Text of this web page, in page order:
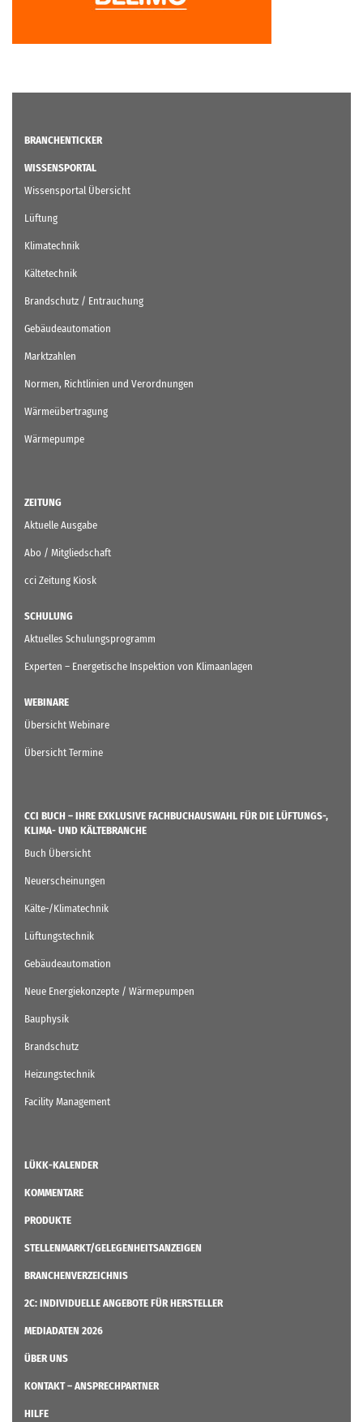
BRANCHENTICKER
WISSENSPORTAL
Wissensportal Übersicht
Lüftung
Klimatechnik
Kältetechnik
Brandschutz / Entrauchung
Gebäudeautomation
Marktzahlen
Normen, Richtlinien und Verordnungen
Wärmeübertragung
Wärmepumpe
ZEITUNG
Aktuelle Ausgabe
Abo / Mitgliedschaft
cci Zeitung Kiosk
SCHULUNG
Aktuelles Schulungsprogramm
Experten – Energetische Inspektion von Klimaanlagen
WEBINARE
Übersicht Webinare
Übersicht Termine
CCI BUCH – IHRE EXKLUSIVE FACHBUCHAUSWAHL FÜR DIE LÜFTUNGS-,
KLIMA- UND KÄLTEBRANCHE
Buch Übersicht
Neuerscheinungen
Kälte-/Klimatechnik
Lüftungstechnik
Gebäudeautomation
Neue Energiekonzepte / Wärmepumpen
Bauphysik
Brandschutz
Heizungstechnik
Facility Management
LÜKK-KALENDER
KOMMENTARE
PRODUKTE
STELLENMARKT/GELEGENHEITSANZEIGEN
BRANCHENVERZEICHNIS
2C: INDIVIDUELLE ANGEBOTE FÜR HERSTELLER
MEDIADATEN 2026
ÜBER UNS
KONTAKT – ANSPRECHPARTNER
HILFE